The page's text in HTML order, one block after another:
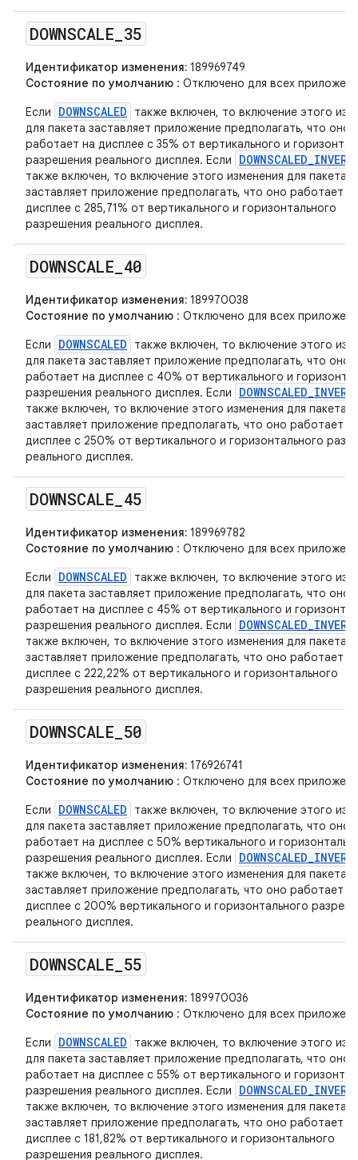
DOWNSCALE 35
Идентификатор изменения: 189969749
Состояние по умолчанию : Отключено для всех
Если
DOWNSCALED
также включен, то включение этого
для пакета заставляет приложение предполагать, что оно
работает на дисплее с 35% от вертикального и
разрешения реального дисплея. Если
также включен, то включение этого изменения для пакета
заставляет приложение предполагать, что оно работает
дисплее с 285,71% от вертикального и горизонтального
разрешения реального дисплея.
DOWNSCALE 40
Идентификатор изменения: 189970038
Состояние по умолчанию : Отключено для всех
Если
DOWNSCALED
также включен, то включение этого
для пакета заставляет приложение предполагать, что оно
работает на дисплее с 40% от вертикального и
разрешения реального дисплея. Если
также включен, то включение этого изменения для пакета
заставляет приложение предполагать, что оно работает
дисплее с 250% от вертикального и горизонтального
реального дисплея.
DOWNSCALE 45
Идентификатор изменения: 189969782
Состояние по умолчанию : Отключено для всех
Если
DOWNSCALED
также включен, то включение этого
для пакета заставляет приложение предполагать, что оно
работает на дисплее с 45% от вертикального и
разрешения реального дисплея. Если
также включен, то включение этого изменения для пакета
заставляет приложение предполагать, что оно работает
дисплее с 222,22% от вертикального и горизонтального
разрешения реального дисплея.
DOWNSCALE 50
Идентификатор изменения: 176926741
Состояние по умолчанию : Отключено для всех
Если
DOWNSCALED
также включен, то включение этого
для пакета заставляет приложение предполагать, что оно
работает на дисплее с 50% вертикального и
разрешения реального дисплея. Если
также включен, то включение этого изменения для пакета
заставляет приложение предполагать, что оно работает
дисплее с 200% вертикального и горизонтального
реального дисплея.
DOWNSCALE 55
Идентификатор изменения: 189970036
Состояние по умолчанию : Отключено для всех
Если
DOWNSCALED
также включен, то включение этого
для пакета заставляет приложение предполагать, что оно
работает на дисплее с 55% от вертикального и
разрешения реального дисплея. Если
также включен, то включение этого изменения для пакета
заставляет приложение предполагать, что оно работает
дисплее с 181,82% от вертикального и горизонтального
разрешения реального дисплея.